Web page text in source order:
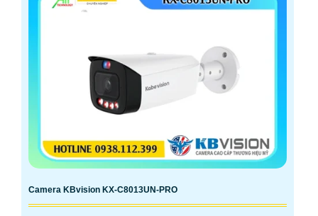
Camera KBvision KX-C8013UN-PRO